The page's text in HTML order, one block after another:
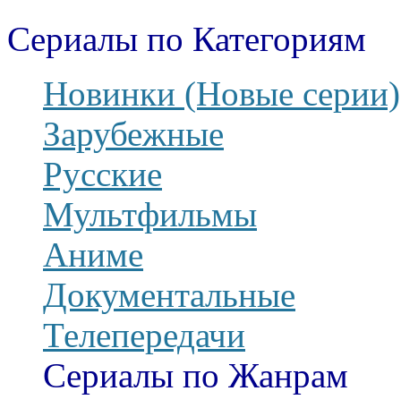
Сериалы по Категориям
Новинки (Новые серии)
Зарубежные
Русские
Мультфильмы
Аниме
Документальные
Телепередачи
Сериалы по Жанрам